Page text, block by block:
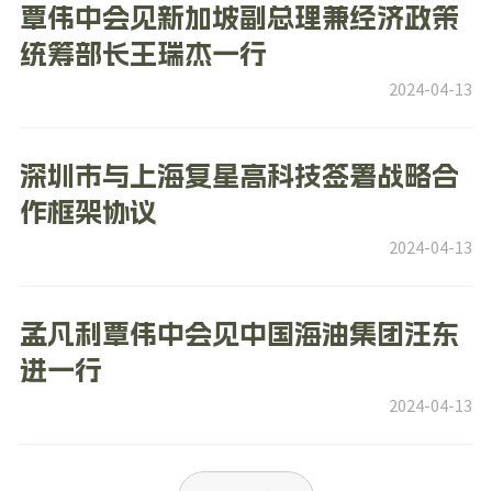
2024-04-13
覃伟中会见新加坡副总理兼经济政策
统筹部长王瑞杰一行
2024-04-13
深圳市与上海复星高科技签署战略合
作框架协议
2024-04-13
孟凡利覃伟中会见中国海油集团汪东
进一行